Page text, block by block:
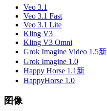
Veo 3.1
Veo 3.1 Fast
Veo 3.1 Lite
Kling V3
Kling V3 Omni
Grok Imagine Video 1.5新
Grok Imagine 1.0
Happy Horse 1.1 新
HappyHorse 1.0
图像